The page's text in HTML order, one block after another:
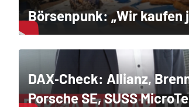
Börsenpunk: „Wir
DAX‑Check: Allianz,
Porsche SE, SUSS